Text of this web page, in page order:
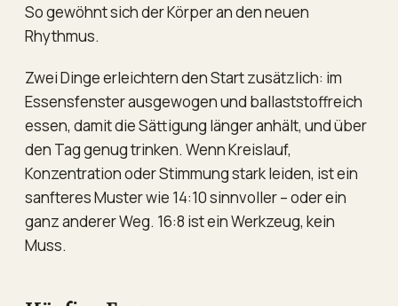
So gewöhnt sich der Körper an den neuen
Rhythmus.
Zwei Dinge erleichtern den Start zusätzlich: im
Essensfenster ausgewogen und ballaststoffreich
essen, damit die Sättigung länger anhält, und über
den Tag genug trinken. Wenn Kreislauf,
Konzentration oder Stimmung stark leiden, ist ein
sanfteres Muster wie 14:10 sinnvoller – oder ein
ganz anderer Weg. 16:8 ist ein Werkzeug, kein
Muss.